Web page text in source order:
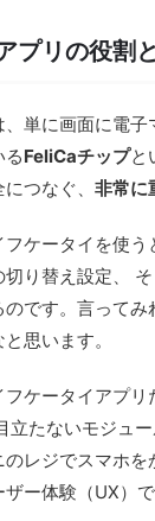
プリの役割
単に画面に電
るFeliCaチップと
つなぐ、 非常に
ケータイを使
り替え設定、
です。言ってみ
思います。
ケータイアプ
立たないモジュ
レジでスマホ
ー体験（UX）で